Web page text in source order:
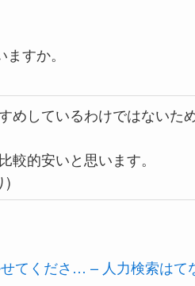
すか。
めしているわけではないた
較的安いと思います。
)
てくださ… – 人力検索はて